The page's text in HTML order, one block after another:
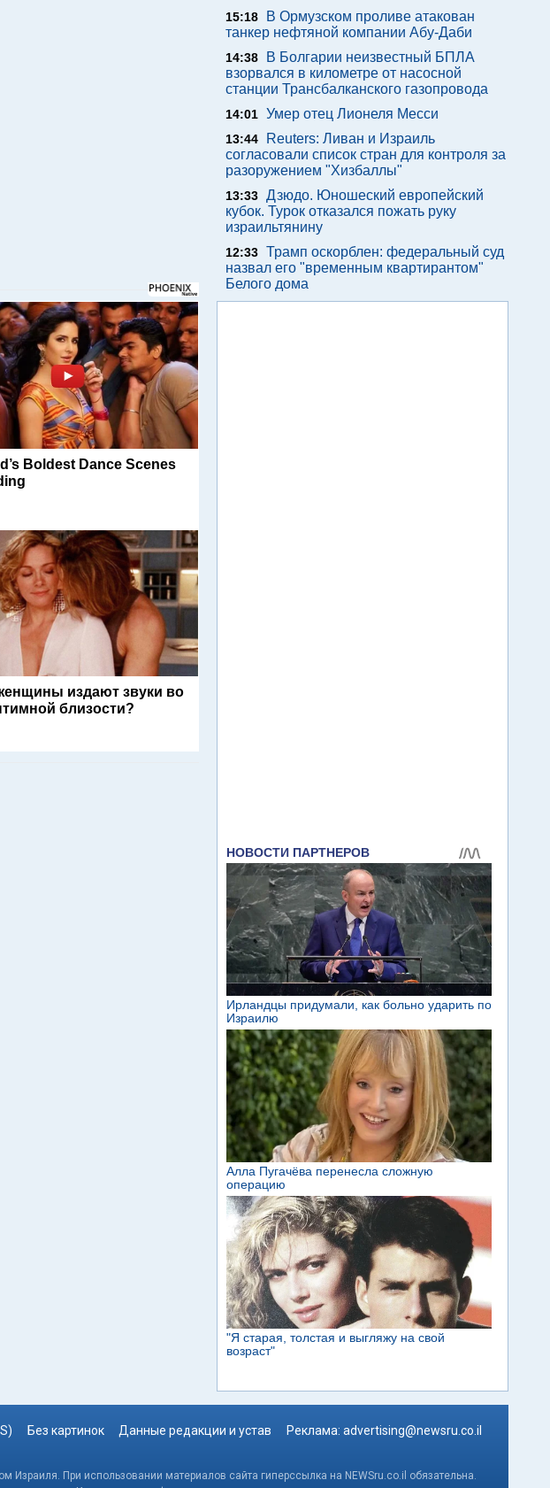
Boldest Dance Scenes
издают звуки во
близости?
15:18
В Ормузском проливе атакован
танкер нефтяной компании Абу-Даби
14:38
В Болгарии неизвестный БПЛА
взорвался в километре от насосной
станции Трансбалканского газопровода
14:01 Умер отец Лионеля Месси
13:44
Reuters: Ливан и Израиль
согласовали список стран для контроля за
разоружением "Хизбаллы"
13:33 Дзюдо. Юношеский европейский
кубок. Турок отказался пожать руку
израильтянину
12:33 Трамп оскорблен: федеральный суд
назвал его "временным квартирантом"
Белого дома
Без картинок Данные редакции и устав Реклама: advertising@newsru.co.il
Израиля. При использовании материалов сайта гиперссылка на NEWSru.co.il обязательна.